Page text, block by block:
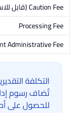
Caution Fee(قابل
Processing Fee
Administrative Fee
التكلفة
تُضاف رسوم
للحصول على